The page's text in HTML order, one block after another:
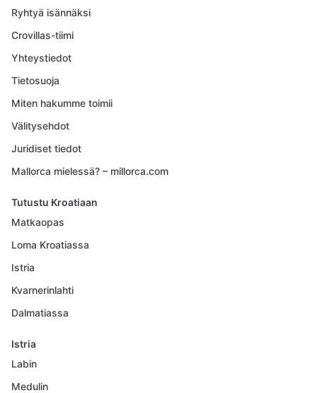
Ryhtyä isännäksi
Crovillas-tiimi
Yhteystiedot
Tietosuoja
Miten hakumme toimii
Välitysehdot
Juridiset tiedot
Mallorca mielessä? – millorca.com
Tutustu Kroatiaan
Matkaopas
Loma Kroatiassa
Istria
Kvarnerinlahti
Dalmatiassa
Istria
Labin
Medulin